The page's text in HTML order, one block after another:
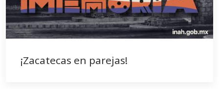
¡Zacatecas en parejas!